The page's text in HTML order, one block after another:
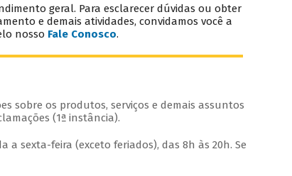
geral. Para esclarecer dúvidas ou obter
e demais atividades, convidamos você a
nosso Fale Conosco.
sobre os produtos, serviços e demais assuntos
(1ª instância).
a sexta-feira (exceto feriados), das 8h às 20h. Se